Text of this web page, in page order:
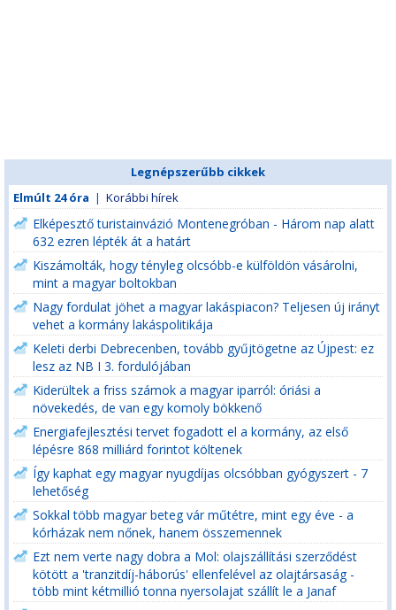
Legnépszerűbb cikkek
Elmúlt 24 óra | Korábbi hírek
Elképesztő turistainvázió Montenegróban - Három nap alatt
632 ezren lépték át a határt
Kiszámolták, hogy tényleg olcsóbb-e külföldön vásárolni,
mint a magyar boltokban
Nagy fordulat jöhet a magyar lakáspiacon? Teljesen új irányt
vehet a kormány lakáspolitikája
Keleti derbi Debrecenben, tovább gyűjtögetne az Újpest: ez
lesz az NB I 3. fordulójában
Kiderültek a friss számok a magyar iparról: óriási a
növekedés, de van egy komoly bökkenő
Energiafejlesztési tervet fogadott el a kormány, az első
lépésre 868 milliárd forintot költenek
Így kaphat egy magyar nyugdíjas olcsóbban gyógyszert - 7
lehetőség
Sokkal több magyar beteg vár műtétre, mint egy éve - a
kórházak nem nőnek, hanem összemennek
Ezt nem verte nagy dobra a Mol: olajszállítási szerződést
kötött a 'tranzitdíj-háborús' ellenfelével az olajtársaság -
több mint kétmillió tonna nyersolajat szállít le a Janaf